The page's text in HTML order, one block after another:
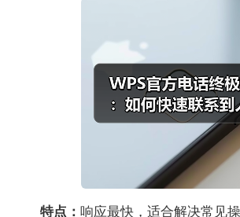
特点： 响应最快，适合解决常见